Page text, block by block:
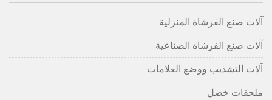
آلات صنع الفرشاة المنزلية
آلات صنع الفرشاة الصناعية
آلات التشذيب ووضع العلامات
ملحقات خصل